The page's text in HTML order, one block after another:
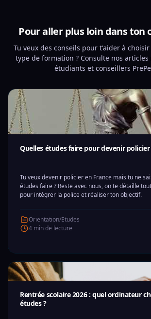
Pour aller plus loin dans ton
Tu veux des conseils pour t'aider à
type de formation ? Consulte nos
étudiants et conseillers
Quelles études faire pour devenir policier
Tu veux devenir policier en France mais tu ne
études faire ? Reste avec nous, on te détaille
pour intégrer la police et réaliser ton objectif.
Orientation/Etudes
4 min de lecture
Rentrée scolaire 2026 : quel ordinateur
études ?